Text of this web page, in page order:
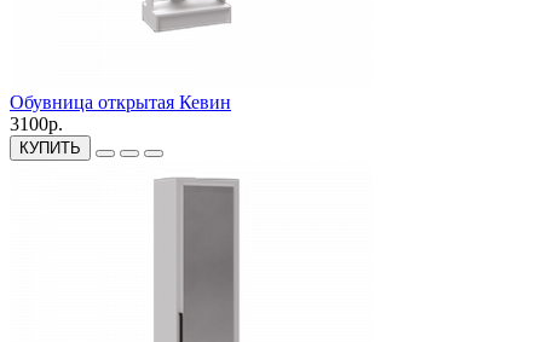
Обувница открытая Кевин
3100р.
КУПИТЬ